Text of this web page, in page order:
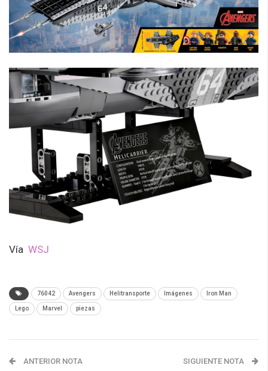
Vía WSJ
76042 Avengers Helitransporte Imágenes Iron Man
Lego Marvel piezas
ANTERIOR NOTA SIGUIENTE NOTA